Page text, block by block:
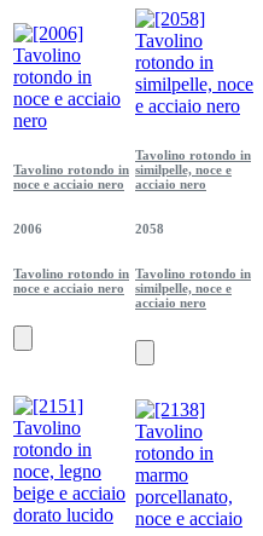
Tavolino rotondo in
noce e acciaio nero
2006
Tavolino rotondo in
noce e acciaio nero
Tavolino rotondo in
similpelle, noce e
acciaio nero
2058
Tavolino rotondo in
similpelle, noce e
acciaio nero